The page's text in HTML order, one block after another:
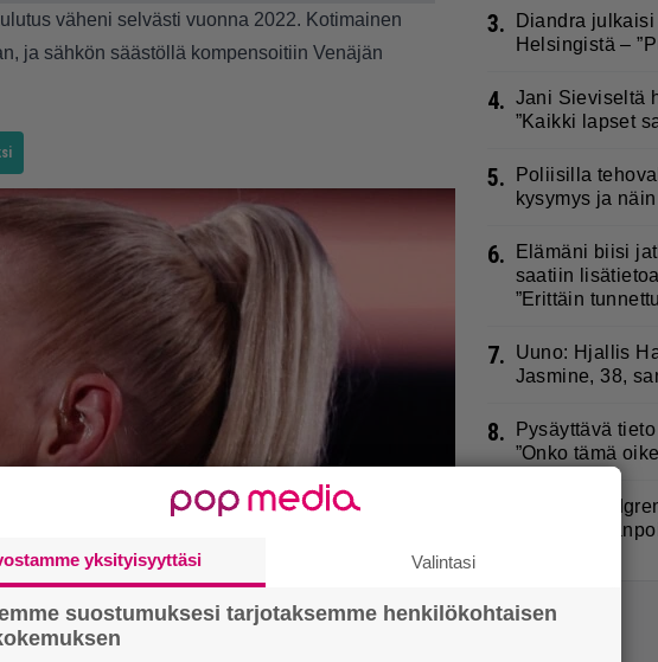
väheni selvästi vuonna 2022. Kotimainen
ja sähkön säästöllä kompensoitiin Venäjän
3.
Diandra
Helsingistä –
4. Jani Sieviseltä
”Kaikki lapset
5.
Poliisilla
kysymys ja
6.
Elämäni biisi
saatiin
”Erittäin
7.
Uuno: Hjallis
Jasmine, 38,
8.
Pysäyttävä
”Onko tämä
Helena
ikäisen
yksityisyyttäsi
Valintasi
suostumuksesi tarjotaksemme henkilökohtaisen